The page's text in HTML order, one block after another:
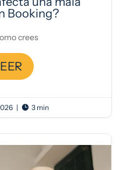
Booking?
crees
|  3 min